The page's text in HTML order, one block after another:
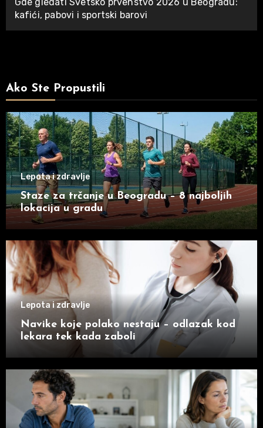
kafići, pabovi i sportski barovi
Ako Ste Propustili
Lepota i zdravlje
Staze za trčanje u Beogradu – 8 najboljih
lokacija u gradu
Lepota i zdravlje
Navike koje polako nestaju – odlazak kod
lekara tek kada zaboli